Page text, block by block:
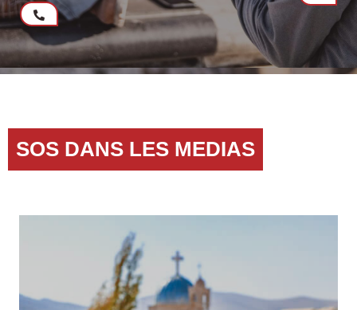
SOS DANS LES MEDIAS